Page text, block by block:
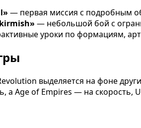
— первая миссия с подробным
— небольшой бой с
уроки по формациям,
выделяется на фоне
а Age of Empires — на скорость,